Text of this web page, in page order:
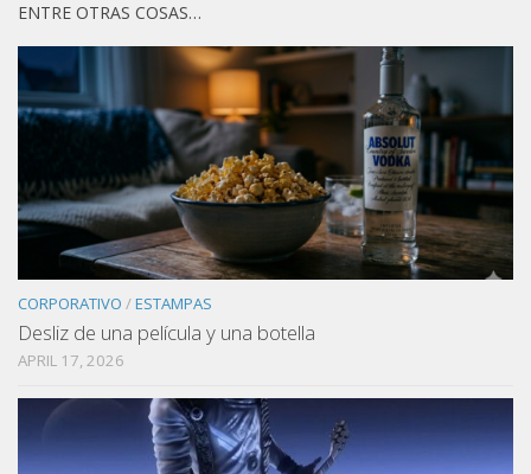
ENTRE OTRAS COSAS…
CORPORATIVO /ESTAMPAS
Desliz de una película y una botella
APRIL 17, 2026